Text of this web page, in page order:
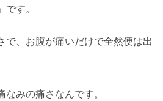
す。
で、お腹が痛いだけで全然便は出
みの痛さなんです。